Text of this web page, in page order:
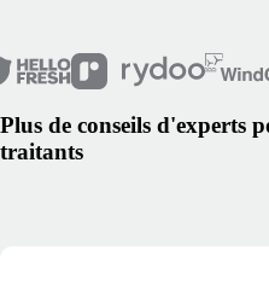
Plus de conseils d'experts
traitants